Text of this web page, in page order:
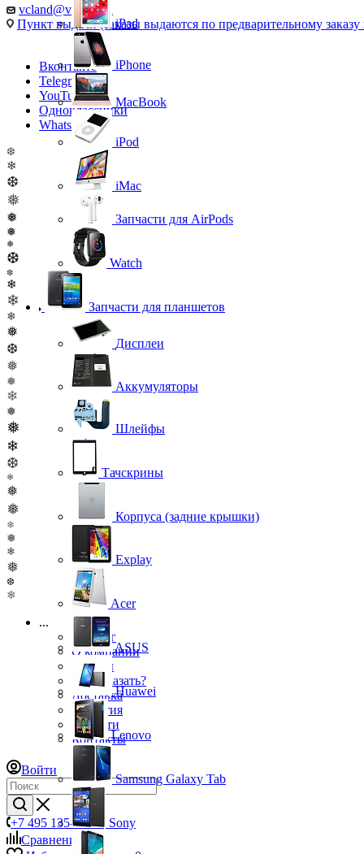
vcland@vcland.ru
Пункт выдачи (заказы выдаются по предварительному заказу
Вконтакте
Telegram
YouTube
Одноклассники
WhatsApp
❆
❄
❆
❅
❅
❅
❅
❆
❆
❄
❄
❄
❅
❆
❅
❅
❄
❅
❅
❄
❆
❄
❅
❅
❄
❅
❄
❅
❆
❄
...
Каталог
О компании
Бренды
Как заказать?
Доставка
Гарантия
Новости
Контакты
Войти
+7 495 135-39-43
Сравнение
0
iPad
iPhone
MacBook
iPod
iMac
Запчасти для AirPods
Watch
Запчасти для планшетов
Дисплеи
Аккумуляторы
Шлейфы
Тачскрины
Корпуса (задние крышки)
Explay
Acer
ASUS
Huawei
Lenovo
Samsung Galaxy Tab
Sony